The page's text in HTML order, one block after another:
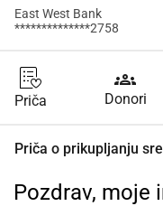
East West Bank
**************2758
Priča
groups
Donori
Priča o prikupljanju
Pozdrav, moje